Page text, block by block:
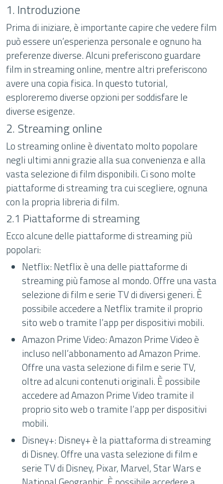
1. Introduzione
Prima di iniziare, è importante capire che vedere film
può essere un’esperienza personale e ognuno ha
preferenze diverse. Alcuni preferiscono guardare
film in streaming online, mentre altri preferiscono
avere una copia fisica. In questo tutorial,
esploreremo diverse opzioni per soddisfare le
diverse esigenze.
2. Streaming online
Lo streaming online è diventato molto popolare
negli ultimi anni grazie alla sua convenienza e alla
vasta selezione di film disponibili. Ci sono molte
piattaforme di streaming tra cui scegliere, ognuna
con la propria libreria di film.
2.1 Piattaforme di streaming
Ecco alcune delle piattaforme di streaming più
popolari:
Netflix: Netflix è una delle piattaforme di
streaming più famose al mondo. Offre una vasta
selezione di film e serie TV di diversi generi. È
possibile accedere a Netflix tramite il proprio
sito web o tramite l’app per dispositivi mobili.
Amazon Prime Video: Amazon Prime Video è
incluso nell’abbonamento ad Amazon Prime.
Offre una vasta selezione di film e serie TV,
oltre ad alcuni contenuti originali. È possibile
accedere ad Amazon Prime Video tramite il
proprio sito web o tramite l’app per dispositivi
mobili.
Disney+: Disney+ è la piattaforma di streaming
di Disney. Offre una vasta selezione di film e
serie TV di Disney, Pixar, Marvel, Star Wars e